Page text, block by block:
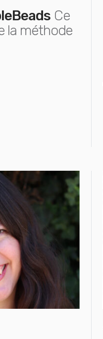
Ce
la méthode